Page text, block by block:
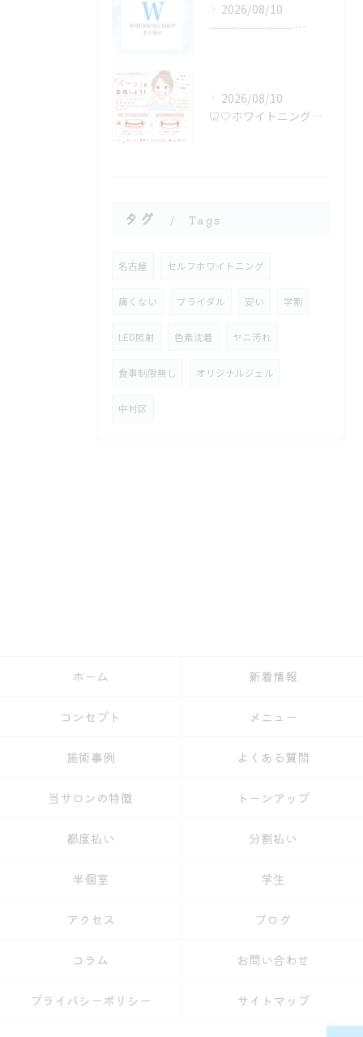
2026/08/10
—————————————
2026/08/10
🦷🤍ホワイトニング中のちょっとしたポイント🤍🦷
タグ Tags
名古屋 セルフホワイトニング
痛くない ブライダル 安い 学割
LED照射 色素沈着 ヤニ汚れ
食事制限無し オリジナルジェル
中村区
ホーム 新着情報
コンセプト メニュー
施術事例 よくある質問
当サロンの特徴 トーンアップ
都度払い 分割払い
半個室 学生
アクセス ブログ
コラム お問い合わせ
プライバシーポリシー サイトマップ